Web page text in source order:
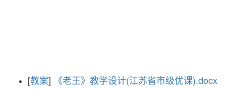
[教案] 《老王》教学设计(江苏省市级优课).docx